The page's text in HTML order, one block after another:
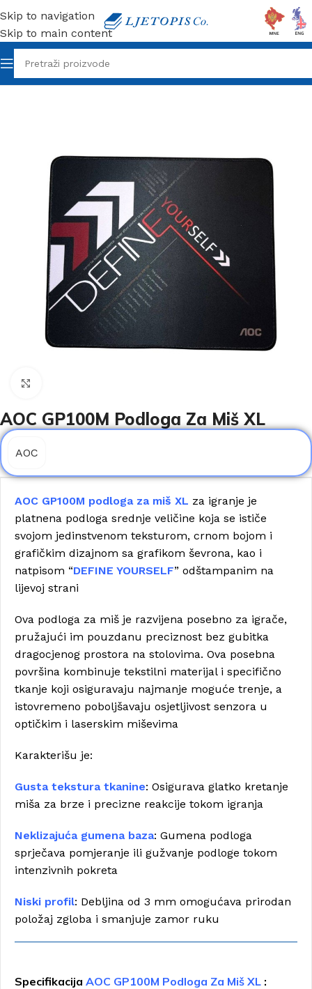
Skip to navigation
Skip to main content
Početna/ Tehnika/Podloge Za Miševe
AOC GP100M Podloga Za Miš XL
AOC
AOC GP100M podloga za miš XL za igranje je
platnena podloga srednje veličine koja se ističe
svojom jedinstvenom teksturom, crnom bojom i
grafičkim dizajnom sa grafikom ševrona, kao i
natpisom “DEFINE YOURSELF” odštampanim na
lijevoj strani
Ova podloga za miš je razvijena posebno za igrače,
pružajući im pouzdanu preciznost bez gubitka
dragocjenog prostora na stolovima. Ova posebna
površina kombinuje tekstilni materijal i specifično
tkanje koji osiguravaju najmanje moguće trenje, a
istovremeno poboljšavaju osjetljivost senzora u
optičkim i laserskim miševima
Karakterišu je:
Gusta tekstura tkanine: Osigurava glatko kretanje
miša za brze i precizne reakcije tokom igranja
Neklizajuća gumena baza: Gumena podloga
sprječava pomjeranje ili gužvanje podloge tokom
intenzivnih pokreta
Niski profil: Debljina od 3 mm omogućava prirodan
položaj zgloba i smanjuje zamor ruku
Specifikacija AOC GP100M Podloga Za Miš XL :